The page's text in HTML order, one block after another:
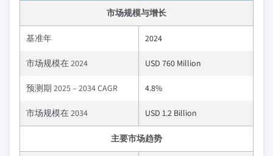
市场规模与增长
基准年 2024
市场规模在 2024 USD 760 Million
预测期 2025 – 2034 CAGR 4.8%
市场规模在 2034 USD 1.2 Billion
主要市场趋势